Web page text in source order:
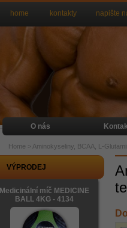
VÝPRODEJ
Medicinální míč MEDICINE
BALL 4KG - 4134
home kontakty napište
O nás
Home > Aminokyseliny, BCAA, L-